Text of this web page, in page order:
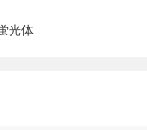
光体